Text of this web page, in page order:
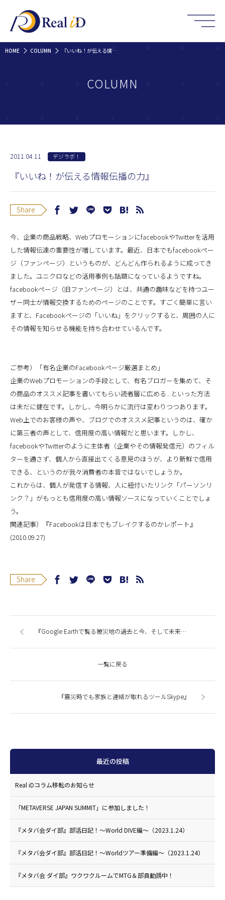
HOME COLUMN 『いいね！が伝える情報伝播の力』
COLUMN
2011.04.11 デジラボ！
『いいね！が伝える情報伝播の力』
Share
今、企業の商品戦略、WebプロモーションにfacebookやTwitterを活用
した情報伝達の重要性が増しています。最近、日本でもfacebookペー
ジ（ファンページ）というものが、どんどん作られるように成ってき
ました。ユニクロなどの活用事例も話題になっているようですね。
facebookページ（旧ファンページ）とは、共通の趣味などを持つユー
ザー同士が情報交換するためのページのことです。すごく簡単に言い
ますと、Facebookページの「いいね」をクリックすると、周囲の人に
その情報を知らせる機能を持ち合わせているんです。
ご参考）「有名企業のFacebookページ厳選まとめ」
企業のWebプロモーションの手段として、有名ブロガーを集めて、そ
の商品のオススメ記事を書いてもらい読者層に広める...といった方法
は未だに健在です。しかし、今明らかに流行は変わりつつあります。
Web上でのお客様の声や、ブログでのオススメ記事というのは、確か
に第三者の声として、信用度の高い情報だと思います。しかし、
facebookやTwitterのように主体者（企業やその情報発信元）のフィル
ターを通さず、個人から直接出てくる意見のほうが、より新鮮で信用
できる、というのが我々消費者の本音ではないでしょうか。
これからは、個人が発信する情報、人に紐付いたリンク「パーソンリ
ンク？」がもっとも信用度の高い情報ソースになっていくことでしょ
う。
関連記事）『Facebookは日本でもブレイクするのかレポート』
(2010.09.27)
Share
『Google Earthで覧る被災地の過去と今、そして未来へ...』
一覧に戻る
『震災時でも家族と連絡が取れるツールSkype』
最近の投稿
Real iDコラム移転のお知らせ
「METAVERSE JAPAN SUMMIT」に参加しました！
『メタバ会ダイ部』部活日記！〜World DIVE編〜（2023.1.24）
『メタバ会ダイ部』部活日記！〜Worldツアー準備編〜（2023.1.24）
『メタバ会 ダイ部』ワクワクルームでMTG＆部員勧誘中！